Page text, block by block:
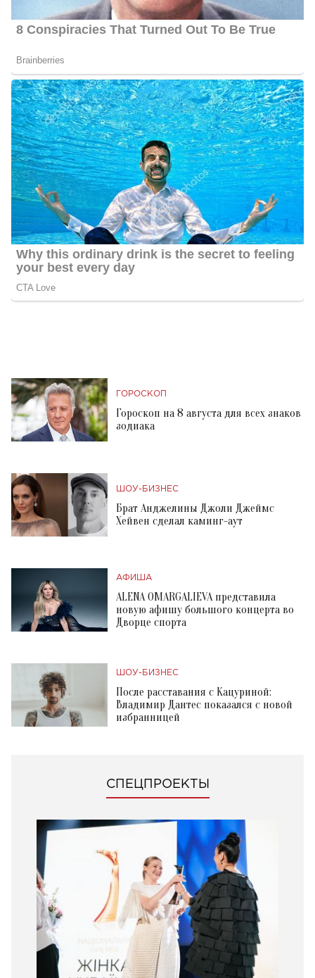
ГОРОСКОП
Гороскоп на 8 августа для всех знаков
зодиака
ШОУ-БИЗНЕС
Брат Анджелины Джоли Джеймс
Хейвен сделал каминг-аут
АФИША
ALENA OMARGALIEVA представила
новую афишу большого концерта во
Дворце спорта
ШОУ-БИЗНЕС
После расставания с Кацуриной:
Владимир Дантес показался с новой
избранницей
СПЕЦПРОЕКТЫ